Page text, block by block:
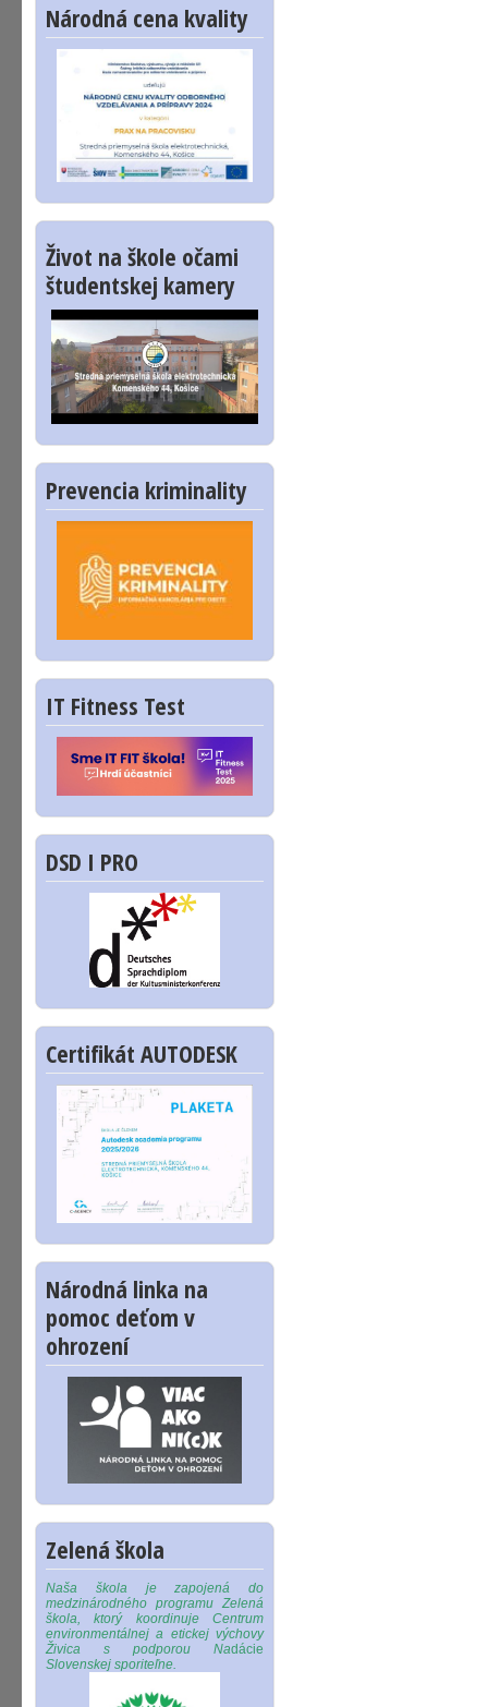
Národná cena kvality
Život na škole očami
študentskej kamery
Prevencia kriminality
IT Fitness Test
DSD I PRO
Certifikát AUTODESK
Národná linka na
pomoc deťom v
ohrození
Zelená škola
Naša škola je zapojená do
medzinárodného programu Zelená
škola, ktorý koordinuje Centrum
environmentálnej a etickej výchovy
Živica s podporou Nadácie
Slovenskej sporiteľne.